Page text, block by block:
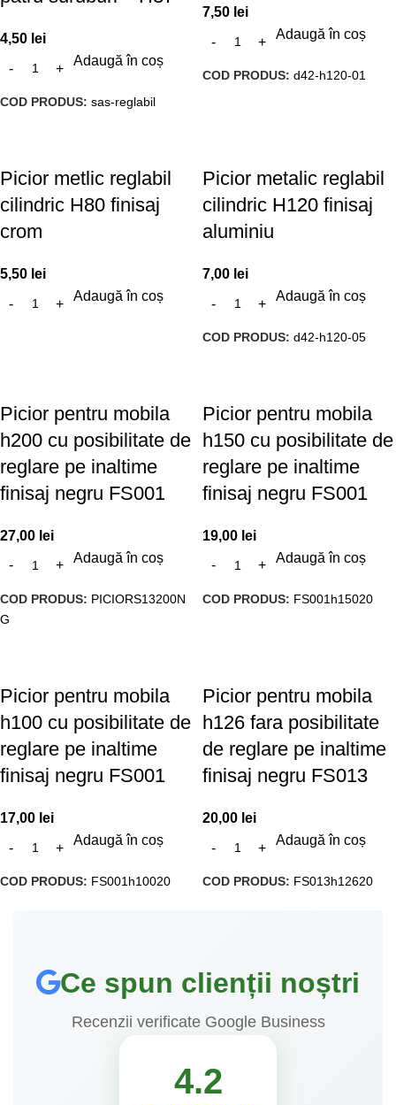
4,50 lei
Adaugă în coș
COD PRODUS: sas-reglabil
7,50 lei
Adaugă în coș
COD PRODUS: d42-h120-01
Picior metlic reglabil
cilindric H80 finisaj
crom
5,50 lei
Adaugă în coș
Picior metalic reglabil
cilindric H120 finisaj
aluminiu
7,00 lei
Adaugă în coș
COD PRODUS: d42-h120-05
Picior pentru mobila
h200 cu posibilitate de
reglare pe inaltime
finisaj negru FS001
27,00 lei
Adaugă în coș
COD PRODUS: PICIORS13200N
G
Picior pentru mobila
h150 cu posibilitate de
reglare pe inaltime
finisaj negru FS001
19,00 lei
Adaugă în coș
COD PRODUS: FS001h15020
Picior pentru mobila
h100 cu posibilitate de
reglare pe inaltime
finisaj negru FS001
17,00 lei
Adaugă în coș
COD PRODUS: FS001h10020
Picior pentru mobila
h126 fara posibilitate
de reglare pe inaltime
finisaj negru FS013
20,00 lei
Adaugă în coș
COD PRODUS: FS013h12620
Ce spun clienții noștri
Recenzii verificate Google Business
4.2